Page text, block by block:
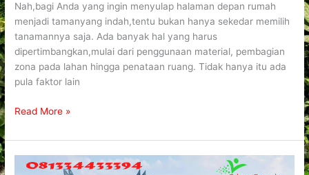
Nah,bagi Anda yang ingin menyulap halaman depan rumah
menjadi tamanyang indah,tentu bukan hanya sekedar memilih
tanamannya saja. Ada banyak hal yang harus
dipertimbangkan,mulai dari penggunaan material, pembagian
zona pada lahan hingga penataan ruang. Tidak hanya itu ada
pula faktor lain
Read More »
Tukang